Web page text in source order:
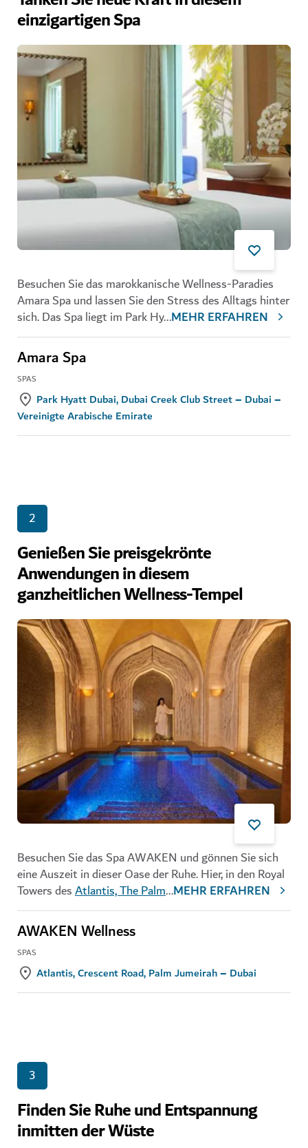
einzigartigen Spa
Besuchen Sie das marokkanische Wellness-Paradies
Amara Spa und lassen Sie den Stress des Alltags hinter
sich. Das Spa liegt im Park Hy...MEHR ERFAHREN
Amara Spa
SPAS
Park Hyatt Dubai, Dubai Creek Club Street – Dubai –
Vereinigte Arabische Emirate
2
Genießen Sie preisgekrönte
Anwendungen in diesem
ganzheitlichen Wellness-Tempel
Besuchen Sie das Spa AWAKEN und gönnen Sie sich
eine Auszeit in dieser Oase der Ruhe. Hier, in den Royal
Towers desAtlantis, The Palm...MEHR ERFAHREN
AWAKEN Wellness
SPAS
Atlantis, Crescent Road, Palm Jumeirah – Dubai
3
Finden Sie Ruhe und Entspannung
inmitten der Wüste